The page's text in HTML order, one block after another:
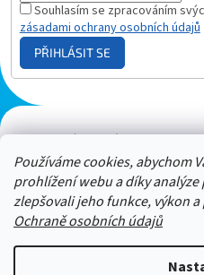
Používáme cookies, abychom
prohlížení webu a díky
zlepšovali jeho funkce, výkon
Ochraně osobních údajů
Souhlasím se zpracováním
zásadami ochrany osobních údajů
PŘIHLÁSIT SE
Plazmový generátor.cz